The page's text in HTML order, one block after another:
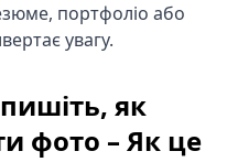
портфоліо або
увагу.
як
фото – Як це